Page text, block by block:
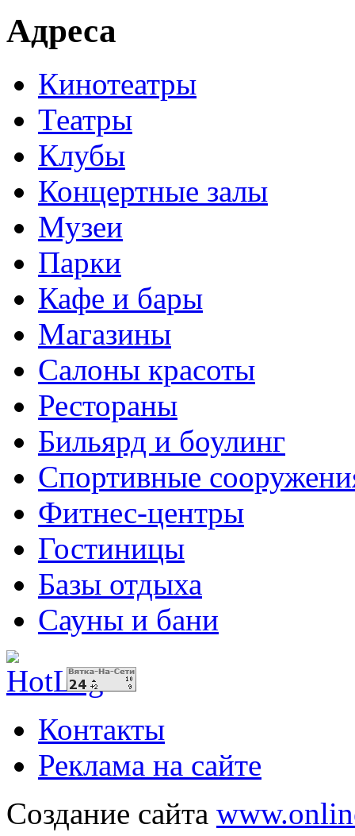
Адреса
Кинотеатры
Театры
Клубы
Концертные залы
Музеи
Парки
Кафе и бары
Магазины
Салоны красоты
Рестораны
Бильярд и боулинг
Спортивные
Фитнес-центры
Гостиницы
Базы отдыха
Сауны и бани
Контакты
Реклама на сайте
Создание сайта